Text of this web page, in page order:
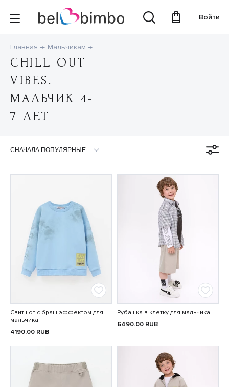
Войти
Главная Мальчикам
CHILL OUT
VIBES.
МАЛЬЧИК 4-
7 ЛЕТ
Свитшот с браш-эффектом для
мальчика
4190.00 RUB
Рубашка в клетку для мальчика
6490.00 RUB